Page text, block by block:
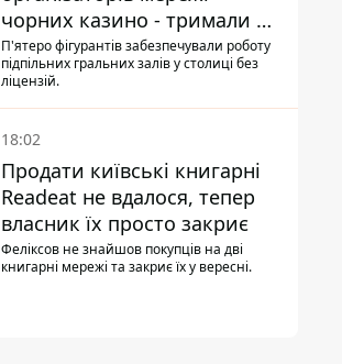
чорних казино - тримали 39
закладів
П'ятеро фігурантів забезпечували роботу
підпільних гральних залів у столиці без
ліцензій.
18:02
Продати київські книгарні
Readeat не вдалося, тепер
власник їх просто закриє
Феліксов не знайшов покупців на дві
книгарні мережі та закриє їх у вересні.